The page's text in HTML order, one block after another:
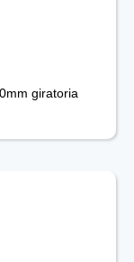
giratoria